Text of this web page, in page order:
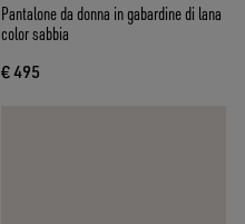
Pantalone da donna in gabardine di lana
color sabbia
€ 495